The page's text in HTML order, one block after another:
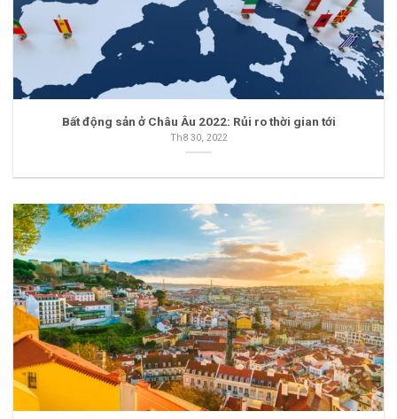
Bất động sản ở Châu Âu 2022: Rủi ro thời gian tới
Th8 30, 2022